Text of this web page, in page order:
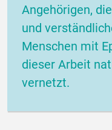
Angehörigen,
und
Menschen mit
dieser Arbeit
vernetzt.